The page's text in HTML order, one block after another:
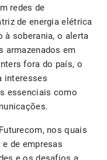
redes de
de energia elétrica
à soberania, o alerta
armazenados em
fora do país, o
interesses
essenciais como
nos quais
de empresas